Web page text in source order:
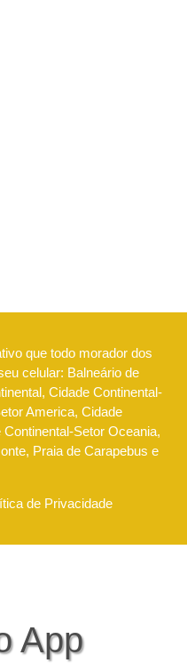
que todo morador dos
celular: Balneário de
Cidade Continental-
America, Cidade
Setor Oceania,
Praia de Carapebus e
de Privacidade
App